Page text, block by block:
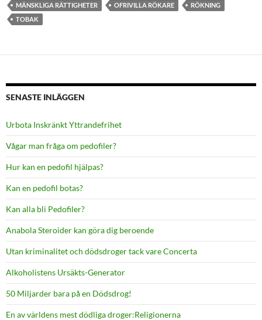
MÄNSKLIGA RÄTTIGHETER
OFRIVILLA RÖKARE
RÖKNING
TOBAK
SENASTE INLÄGGEN
Urbota Inskränkt Yttrandefrihet
Vågar man fråga om pedofiler?
Hur kan en pedofil hjälpas?
Kan en pedofil botas?
Kan alla bli Pedofiler?
Anabola Steroider kan göra dig beroende
Utan kriminalitet och dödsdroger tack vare Concerta
Alkoholistens Ursäkts-Generator
50 Miljarder bara på en Dödsdrog!
En av världens mest dödliga droger:Religionerna